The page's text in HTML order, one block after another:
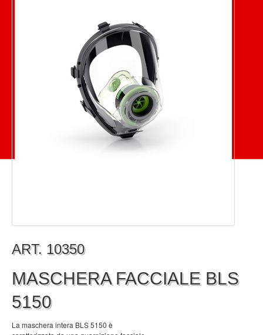
ART. 10350
MASCHERA FACCIALE BLS
5150
La maschera intera BLS 5150 è